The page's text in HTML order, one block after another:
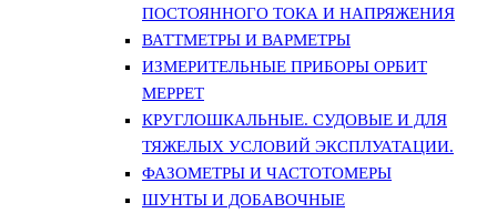
ПОСТОЯННОГО ТОКА И НАПРЯЖЕНИЯ
ВАТТМЕТРЫ И ВАРМЕТРЫ
ИЗМЕРИТЕЛЬНЫЕ ПРИБОРЫ ОРБИТ
МЕРРЕТ
КРУГЛОШКАЛЬНЫЕ. СУДОВЫЕ И ДЛЯ
ТЯЖЕЛЫХ УСЛОВИЙ ЭКСПЛУАТАЦИИ.
ФАЗОМЕТРЫ И ЧАСТОТОМЕРЫ
ШУНТЫ И ДОБАВОЧНЫЕ